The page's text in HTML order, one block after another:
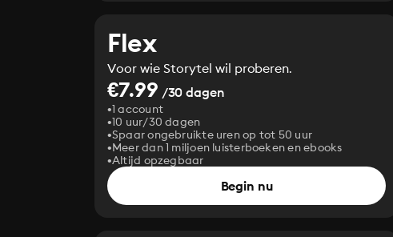
Flex
Voor wie Storytel wil proberen.
€7.99 /30 dagen
1 account
10 uur/30 dagen
Spaar ongebruikte uren op tot 50 uur
Meer dan 1 miljoen luisterboeken en ebooks
Altijd opzegbaar
Begin nu